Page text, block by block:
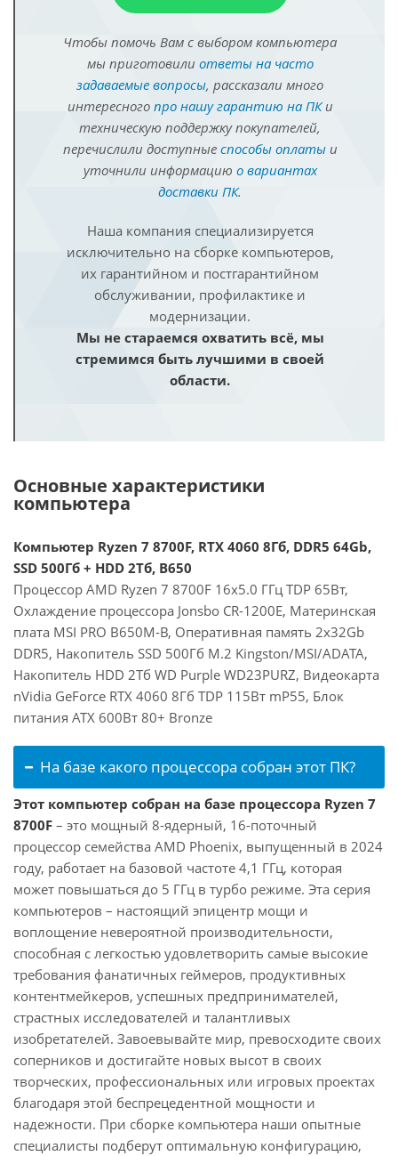
Чтобы помочь Вам с выбором компьютера
мы приготовили ответы на часто
задаваемые вопросы, рассказали много
интересного про нашу гарантию на ПКи
техническую поддержку покупателей,
перечислили доступные способы оплатыи
уточнили информацию о вариантах
доставки ПК.
Наша компания специализируется
исключительно на сборке компьютеров,
их гарантийном и постгарантийном
обслуживании, профилактике и
модернизации.
Мы не стараемся охватить всё, мы
стремимся быть лучшими в своей
области.
Основные характеристики
компьютера
Компьютер Ryzen 7 8700F, RTX 4060 8Гб, DDR5 64Gb,
SSD 500Гб + HDD 2Тб, B650
Процессор AMD Ryzen 7 8700F 16x5.0 ГГц TDP 65Вт,
Охлаждение процессора Jonsbo CR-1200E, Материнская
плата MSI PRO B650M-B, Оперативная память 2x32Gb
DDR5, Накопитель SSD 500Гб M.2 Kingston/MSI/ADATA,
Накопитель HDD 2Тб WD Purple WD23PURZ, Видеокарта
nVidia GeForce RTX 4060 8Гб TDP 115Вт mP55, Блок
питания ATX 600Вт 80+ Bronze
На базе какого процессора собран этот ПК?
Этот компьютер собран на базе процессора Ryzen 7
8700F – это мощный 8-ядерный, 16-поточный
процессор семейства AMD Phoenix, выпущенный в 2024
году, работает на базовой частоте 4,1 ГГц, которая
может повышаться до 5 ГГц в турбо режиме. Эта серия
компьютеров – настоящий эпицентр мощи и
воплощение невероятной производительности,
способная с легкостью удовлетворить самые высокие
требования фанатичных геймеров, продуктивных
контентмейкеров, успешных предпринимателей,
страстных исследователей и талантливых
изобретателей. Завоевывайте мир, превосходите своих
соперников и достигайте новых высот в своих
творческих, профессиональных или игровых проектах
благодаря этой беспрецедентной мощности и
надежности. При сборке компьютера наши опытные
специалисты подберут оптимальную конфигурацию,